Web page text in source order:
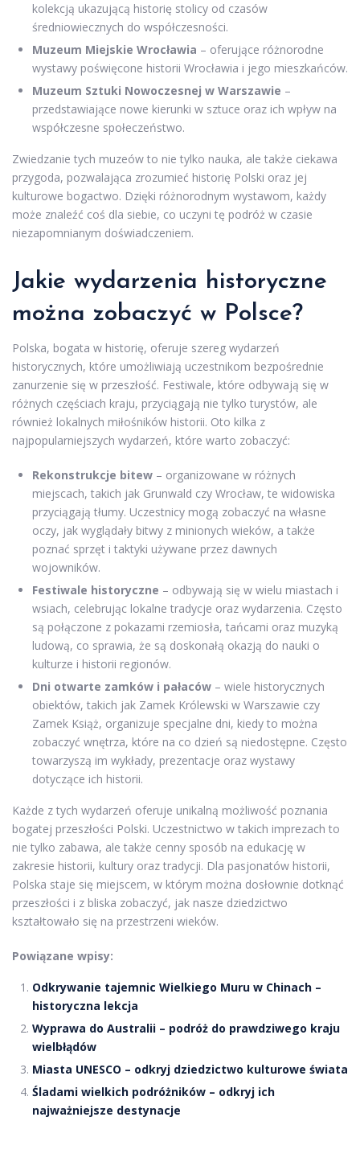
kolekcją ukazującą historię stolicy od czasów
średniowiecznych do współczesności.
Muzeum Miejskie Wrocławia – oferujące różnorodne
wystawy poświęcone historii Wrocławia i jego mieszkańców.
Muzeum Sztuki Nowoczesnej w Warszawie –
przedstawiające nowe kierunki w sztuce oraz ich wpływ na
współczesne społeczeństwo.
Zwiedzanie tych muzeów to nie tylko nauka, ale także ciekawa
przygoda, pozwalająca zrozumieć historię Polski oraz jej
kulturowe bogactwo. Dzięki różnorodnym wystawom, każdy
może znaleźć coś dla siebie, co uczyni tę podróż w czasie
niezapomnianym doświadczeniem.
Jakie wydarzenia historyczne
można zobaczyć w Polsce?
Polska, bogata w historię, oferuje szereg wydarzeń
historycznych, które umożliwiają uczestnikom bezpośrednie
zanurzenie się w przeszłość. Festiwale, które odbywają się w
różnych częściach kraju, przyciągają nie tylko turystów, ale
również lokalnych miłośników historii. Oto kilka z
najpopularniejszych wydarzeń, które warto zobaczyć:
Rekonstrukcje bitew – organizowane w różnych
miejscach, takich jak Grunwald czy Wrocław, te widowiska
przyciągają tłumy. Uczestnicy mogą zobaczyć na własne
oczy, jak wyglądały bitwy z minionych wieków, a także
poznać sprzęt i taktyki używane przez dawnych
wojowników.
Festiwale historyczne – odbywają się w wielu miastach i
wsiach, celebrując lokalne tradycje oraz wydarzenia. Często
są połączone z pokazami rzemiosła, tańcami oraz muzyką
ludową, co sprawia, że są doskonałą okazją do nauki o
kulturze i historii regionów.
Dni otwarte zamków i pałaców – wiele historycznych
obiektów, takich jak Zamek Królewski w Warszawie czy
Zamek Książ, organizuje specjalne dni, kiedy to można
zobaczyć wnętrza, które na co dzień są niedostępne. Często
towarzyszą im wykłady, prezentacje oraz wystawy
dotyczące ich historii.
Każde z tych wydarzeń oferuje unikalną możliwość poznania
bogatej przeszłości Polski. Uczestnictwo w takich imprezach to
nie tylko zabawa, ale także cenny sposób na edukację w
zakresie historii, kultury oraz tradycji. Dla pasjonatów historii,
Polska staje się miejscem, w którym można dosłownie dotknąć
przeszłości i z bliska zobaczyć, jak nasze dziedzictwo
kształtowało się na przestrzeni wieków.
Powiązane wpisy:
Odkrywanie tajemnic Wielkiego Muru w Chinach –
historyczna lekcja
Wyprawa do Australii – podróż do prawdziwego kraju
wielbłądów
Miasta UNESCO – odkryj dziedzictwo kulturowe świata
Śladami wielkich podróżników – odkryj ich
najważniejsze destynacje